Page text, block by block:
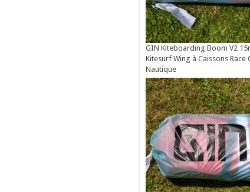
GIN Kiteboarding Boom V2
Kitesurf Wing à Caissons Race
Nautique